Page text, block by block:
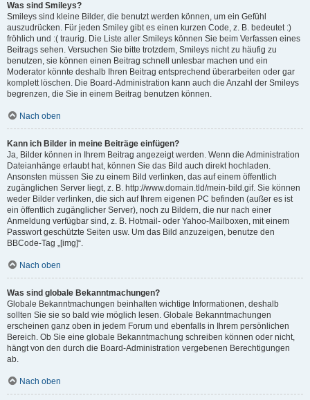
Was sind Smileys?
Smileys sind kleine Bilder, die benutzt werden können, um ein Gefühl
auszudrücken. Für jeden Smiley gibt es einen kurzen Code, z. B. bedeutet :)
fröhlich und :( traurig. Die Liste aller Smileys können Sie beim Verfassen eines
Beitrags sehen. Versuchen Sie bitte trotzdem, Smileys nicht zu häufig zu
benutzen, sie können einen Beitrag schnell unlesbar machen und ein
Moderator könnte deshalb Ihren Beitrag entsprechend überarbeiten oder gar
komplett löschen. Die Board-Administration kann auch die Anzahl der Smileys
begrenzen, die Sie in einem Beitrag benutzen können.
Nach oben
Kann ich Bilder in meine Beiträge einfügen?
Ja, Bilder können in Ihrem Beitrag angezeigt werden. Wenn die Administration
Dateianhänge erlaubt hat, können Sie das Bild auch direkt hochladen.
Ansonsten müssen Sie zu einem Bild verlinken, das auf einem öffentlich
zugänglichen Server liegt, z. B. http://www.domain.tld/mein-bild.gif. Sie können
weder Bilder verlinken, die sich auf Ihrem eigenen PC befinden (außer es ist
ein öffentlich zugänglicher Server), noch zu Bildern, die nur nach einer
Anmeldung verfügbar sind, z. B. Hotmail- oder Yahoo-Mailboxen, mit einem
Passwort geschützte Seiten usw. Um das Bild anzuzeigen, benutze den
BBCode-Tag „[img]“.
Nach oben
Was sind globale Bekanntmachungen?
Globale Bekanntmachungen beinhalten wichtige Informationen, deshalb
sollten Sie sie so bald wie möglich lesen. Globale Bekanntmachungen
erscheinen ganz oben in jedem Forum und ebenfalls in Ihrem persönlichen
Bereich. Ob Sie eine globale Bekanntmachung schreiben können oder nicht,
hängt von den durch die Board-Administration vergebenen Berechtigungen
ab.
Nach oben